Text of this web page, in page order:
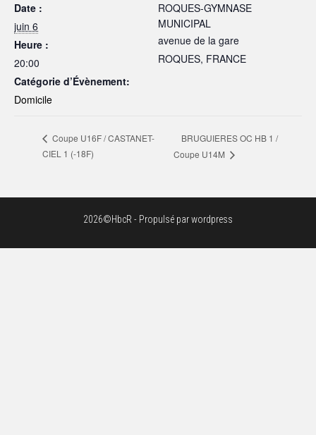
Date :
juin 6
Heure :
20:00
Catégorie d’Évènement:
Domicile
ROQUES-GYMNASE
MUNICIPAL
avenue de la gare
ROQUES, FRANCE
Coupe U16F / CASTANET-
CIEL 1 (-18F)
BRUGUIERES OC HB 1 /
Coupe U14M
2026©HbcR - Propulsé par wordpress